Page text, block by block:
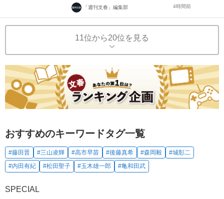
「週刊文春」編集部 4時間前
11位から20位を見る
おすすめのキーワードタグ一覧
#藤田晋 #三山凌輝 #高市早苗 #後藤真希 #森岡毅
#城彰二
#内田有紀
#松田聖子 #玉木雄一郎 #亀和田武
SPECIAL